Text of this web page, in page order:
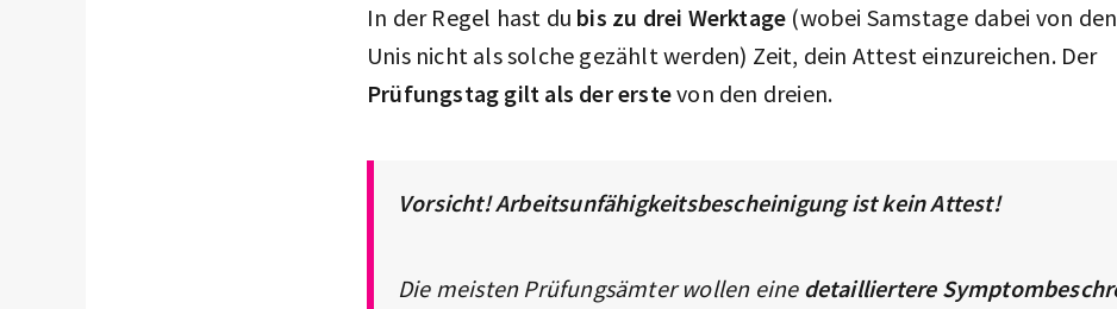
In der Regel hast du bis zu drei Werktage (wobei Samstage dabei von
Unis nicht als solche gezählt werden) Zeit, dein Attest einzureichen. Der
Prüfungstag gilt als der erstevon den dreien.
Vorsicht! Arbeitsunfähigkeitsbescheinigung ist kein Attest!
Die meisten Prüfungsämter wollen eine detailliertere